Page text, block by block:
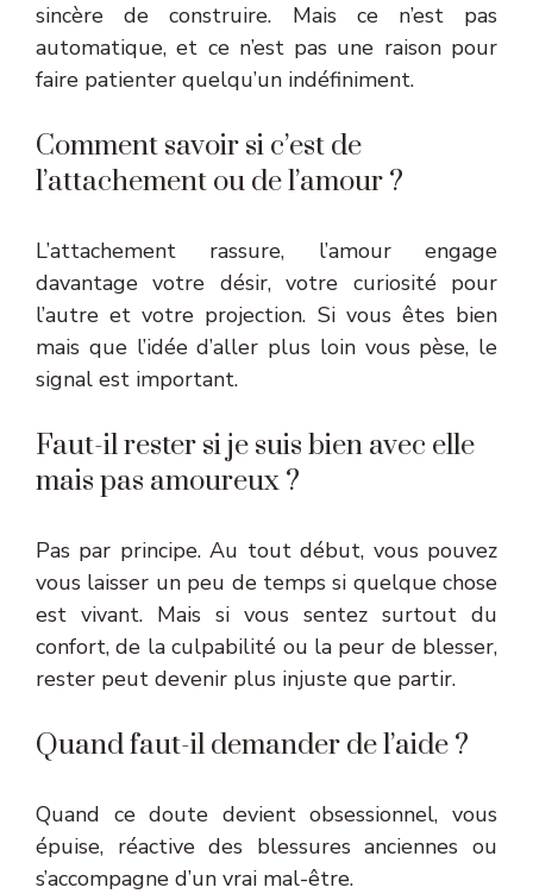
sincère de construire. Mais ce n’est pas
automatique, et ce n’est pas une raison pour
faire patienter quelqu’un indéfiniment.
Comment savoir si c’est de
l’attachement ou de l’amour ?
L’attachement rassure, l’amour engage
davantage votre désir, votre curiosité pour
l’autre et votre projection. Si vous êtes bien
mais que l’idée d’aller plus loin vous pèse, le
signal est important.
Faut-il rester si je suis bien avec elle
mais pas amoureux ?
Pas par principe. Au tout début, vous pouvez
vous laisser un peu de temps si quelque chose
est vivant. Mais si vous sentez surtout du
confort, de la culpabilité ou la peur de blesser,
rester peut devenir plus injuste que partir.
Quand faut-il demander de l’aide ?
Quand ce doute devient obsessionnel, vous
épuise, réactive des blessures anciennes ou
s’accompagne d’un vrai mal-être.